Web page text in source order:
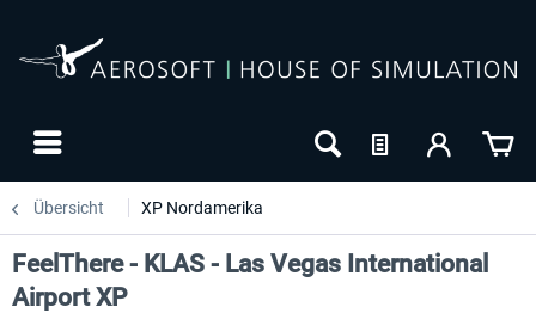
Übersicht XP Nordamerika
FeelThere - KLAS - Las Vegas International
Airport XP